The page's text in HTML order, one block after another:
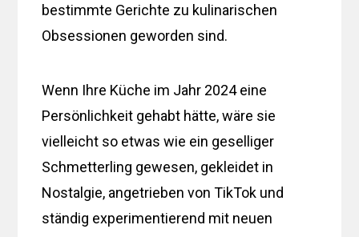
bestimmte Gerichte zu kulinarischen
Obsessionen geworden sind.
Wenn Ihre Küche im Jahr 2024 eine
Persönlichkeit gehabt hätte, wäre sie
vielleicht so etwas wie ein geselliger
Schmetterling gewesen, gekleidet in
Nostalgie, angetrieben von TikTok und
ständig experimentierend mit neuen